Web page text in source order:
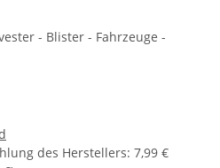
- Blister - Fahrzeuge -
des Herstellers: 7,99 €